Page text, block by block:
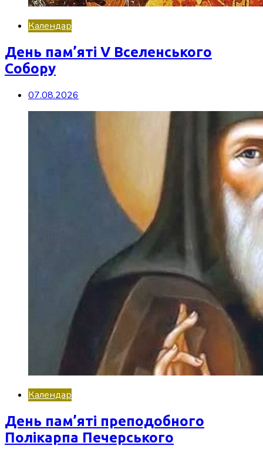
Календар
День пам’яті V Вселенського
Собору
07.08.2026
Календар
День пам’яті преподобного
Полікарпа Печерського